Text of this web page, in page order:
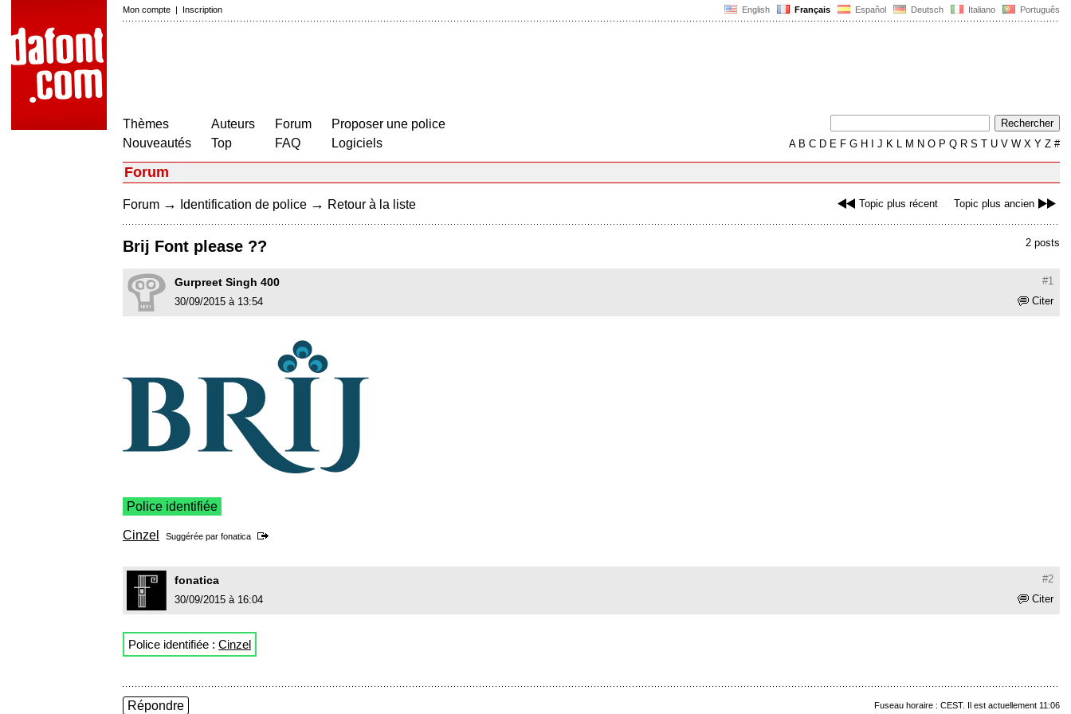
English Français Español Deutsch Italiano Português
Mon compte | Inscription
Thèmes
Nouveautés
Auteurs
Top
Forum
FAQ
Proposer une police
Logiciels
AB C D E F G H J K L M N O P Q R S T U V W X Y Z #
Forum
Topic plus récent Topic plus ancien
Forum → Identification de police → Retour à la liste
2 posts
Brij Font please ??
#1
Gurpreet Singh 400
Citer
30/09/2015 à 13:54
Police identifiée
Cinzel Suggérée par fonatica
#2
fonatica
Citer
30/09/2015 à 16:04
Police identifiée : Cinzel
Fuseau horaire : CEST. Il est actuellement 11:06
Répondre